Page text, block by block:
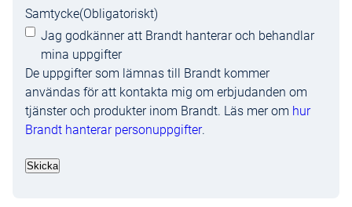
Samtycke(Obligatoriskt)
Jag godkänner att Brandt hanterar och behandlar
mina uppgifter
De uppgifter som lämnas till Brandt kommer
användas för att kontakta mig om erbjudanden om
tjänster och produkter inom Brandt. Läs mer om hur
Brandt hanterar personuppgifter.